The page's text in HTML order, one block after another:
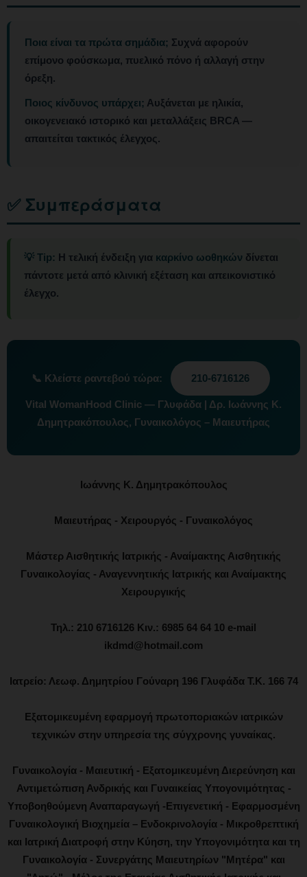
Ποια είναι τα πρώτα σημάδια; Συχνά αφορούν
επίμονο φούσκωμα, πυελικό πόνο ή αλλαγή στην
όρεξη.
Ποιος κίνδυνος υπάρχει; Αυξάνεται με ηλικία,
οικογενειακό ιστορικό και μεταλλάξεις BRCA —
απαιτείται τακτικός έλεγχος.
✅ Συμπεράσματα
💡 Tip: Η τελική ένδειξη για καρκίνο ωοθηκών δίνεται
πάντοτε μετά από κλινική εξέταση και απεικονιστικό
έλεγχο.
📞 Κλείστε ραντεβού τώρα: 210-6716126
Vital WomanHood Clinic — Γλυφάδα | Δρ. Ιωάννης Κ.
Δημητρακόπουλος, Γυναικολόγος – Μαιευτήρας
Ιωάννης Κ. Δημητρακόπουλος
Μαιευτήρας - Χειρουργός - Γυναικολόγος
Μάστερ Αισθητικής Ιατρικής - Αναίμακτης Αισθητικής
Γυναικολογίας - Αναγεννητικής Ιατρικής και Αναίμακτης
Χειρουργικής
Τηλ.: 210 6716126 Κιν.: 6985 64 64 10 e-mail
ikdmd@hotmail.com
Ιατρείο: Λεωφ. Δημητρίου Γούναρη 196 Γλυφάδα Τ.Κ. 166 74
Εξατομικευμένη εφαρμογή πρωτοποριακών ιατρικών
τεχνικών στην υπηρεσία της σύγχρονης γυναίκας.
Γυναικολογία - Μαιευτική - Εξατομικευμένη Διερεύνηση και
Αντιμετώπιση Ανδρικής και Γυναικείας Υπογονιμότητας -
Υποβοηθούμενη Αναπαραγωγή -Επιγενετική - Εφαρμοσμένη
Γυναικολογική Βιοχημεία – Ενδοκρινολογία - Μικροθρεπτική
και Ιατρική Διατροφή στην Κύηση, την Υπογονιμότητα και τη
Γυναικολογία - Συνεργάτης Μαιευτηρίων "Μητέρα" και